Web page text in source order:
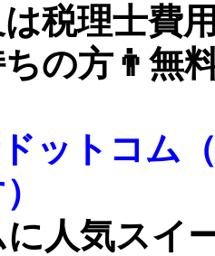
税理士費
の方👨無
ットコム
人気スイ